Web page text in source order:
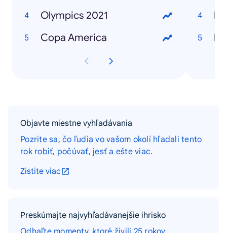
Olympics 2021
Copa America
Objavte miestne vyhľadávania
Pozrite sa, čo ľudia vo vašom okolí hľadali tento
rok robiť, počúvať, jesť a ešte viac.
Zistite viac
Preskúmajte najvyhľadávanejšie ihrisko